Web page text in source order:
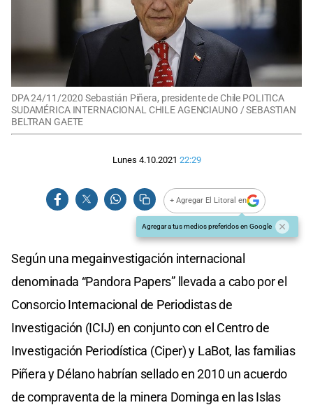
DPA 24/11/2020 Sebastián Piñera, presidente de Chile POLITICA
SUDAMÉRICA INTERNACIONAL CHILE AGENCIAUNO / SEBASTIAN
BELTRAN GAETE
Lunes 4.10.2021 22:29
+ Agregar El Litoral en
Agregar a tus medios preferidos en Google
Según una megainvestigación internacional
denominada “Pandora Papers” llevada a cabo por el
Consorcio Internacional de Periodistas de
Investigación (ICIJ) en conjunto con el Centro de
Investigación Periodística (Ciper) y LaBot, las familias
Piñera y Délano habrían sellado en 2010 un acuerdo
de compraventa de la minera Dominga en las Islas